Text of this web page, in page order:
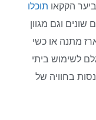
הקקאותוכלו
וגם מגוון
מתנה או כשי
לשימוש ביתי
בחוויה של